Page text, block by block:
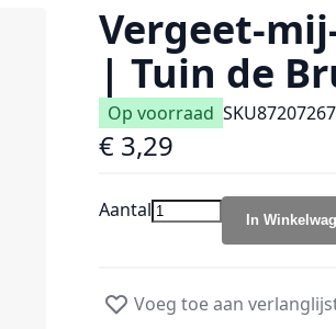
Vergeet-
| Tuin de
Op voorraad SKU
€ 3,29
Aantal In
Voeg toe aan